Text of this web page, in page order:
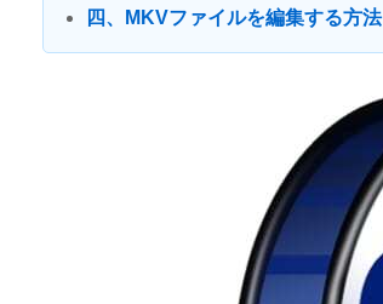
四、MKVファイルを編集する方法